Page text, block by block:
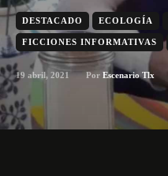
DESTACADO ECOLOGÍA
FICCIONES INFORMATIVAS
19 abril, 2021 Por Escenario Tlx